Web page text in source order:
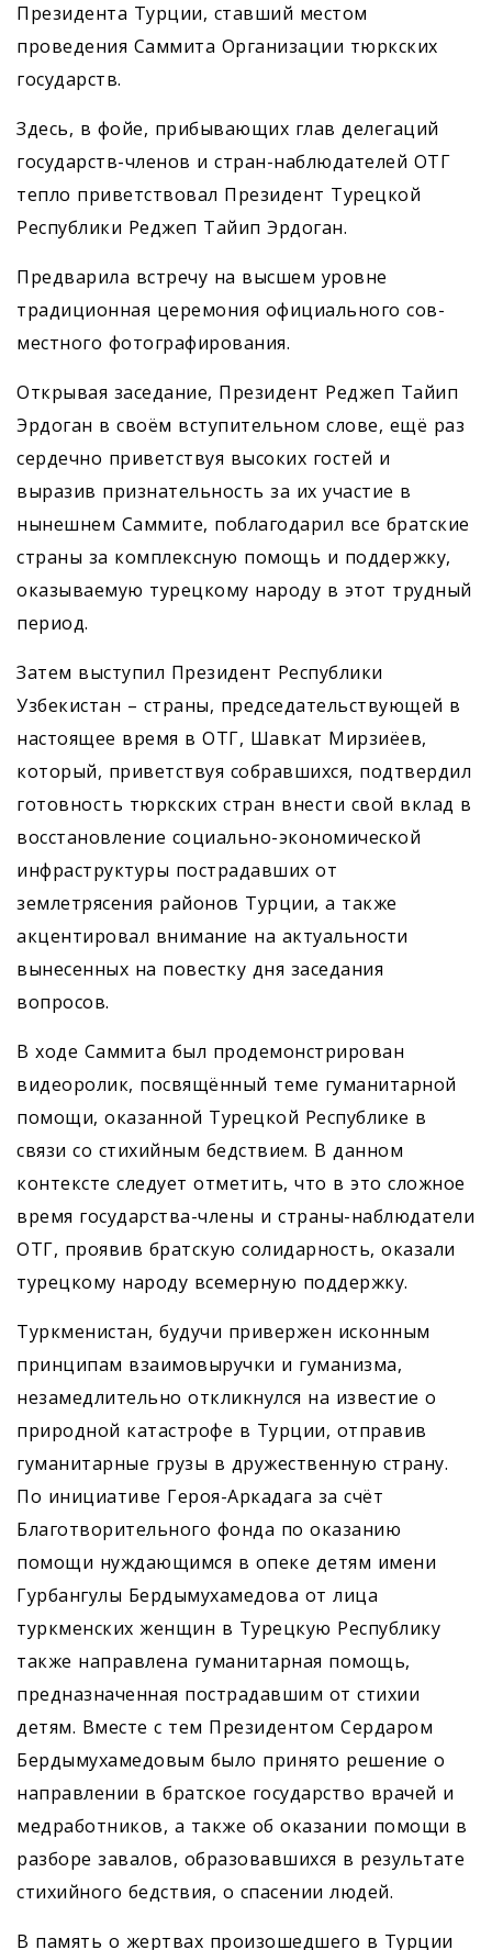
Президента Турции, ставший местом
проведения Саммита Организации тюркских
государств.
Здесь, в фойе, прибывающих глав делегаций
государств-членов и стран-наблюдателей ОТГ
тепло приветствовал Президент Турецкой
Республики Реджеп Тайип Эрдоган.
Предварила встречу на высшем уровне
традиционная церемония официального сов­
местного фотографирования.
Открывая заседание, Президент Реджеп Тайип
Эрдоган в своём вступительном слове, ещё раз
сердечно приветствуя высоких гостей и
выразив признательность за их участие в
нынешнем Саммите, поблагодарил все братские
страны за комплексную помощь и поддержку,
оказываемую турецкому народу в этот трудный
период.
Затем выступил Президент Республики
Узбекистан – страны, председательствующей в
настоящее время в ОТГ, Шавкат Мирзиёев,
который, приветствуя собравшихся, подтвердил
готовность тюркских стран внести свой вклад в
восстановление социально-экономической
инфраструктуры пострадавших от
землетрясения районов Турции, а также
акцентировал внимание на актуальности
вынесенных на повестку дня заседания
вопросов.
В ходе Саммита был продемонстрирован
видеоролик, посвящённый теме гуманитарной
помощи, оказанной Турецкой Рес­публике в
связи со стихийным бедствием. В данном
контексте следует отметить, что в это сложное
время государства-члены и страны-наблюдатели
ОТГ, проявив братскую солидарность, оказали
турецкому народу всемерную поддержку.
Туркменистан, будучи привержен исконным
принципам взаимовыручки и гуманизма,
незамедлительно откликнулся на известие о
природной катастрофе в Турции, отправив
гуманитарные грузы в дружественную страну.
По инициативе Героя-Аркадага за счёт
Благотворительного фонда по оказанию
помощи нуждающимся в опеке детям имени
Гурбангулы Бердымухамедова от лица
туркменских женщин в Турецкую Республику
также направлена гуманитарная помощь,
предназначенная пострадавшим от стихии
детям. Вместе с тем Президентом Сердаром
Бердымухамедовым было принято решение о
направлении в братское государство врачей и
медработников, а также об оказании помощи в
разборе завалов, образовавшихся в результате
стихийного бедствия, о спасении людей.
В память о жертвах произошедшего в Турции